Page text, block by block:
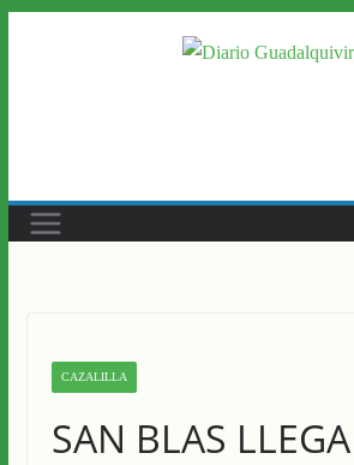
CAZALILLA
SAN BLAS